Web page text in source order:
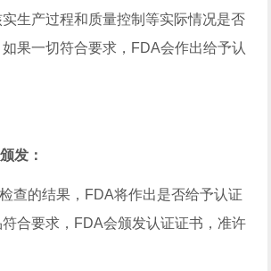
生产过程和质量控制等实际情况是否
果一切符合要求，FDA会作出给予认
发‌：
查的结果，FDA将作出是否给予认证
合要求，FDA会颁发认证证书，准许